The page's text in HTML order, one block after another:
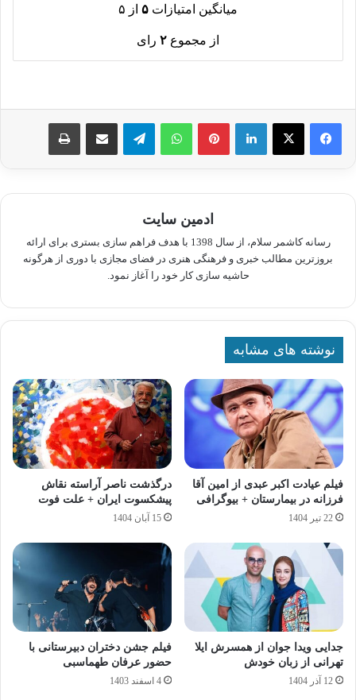
میانگین امتیازات ۵ از ۵
از مجموع ۲ رای
لینکدین پینترستواتس آپ تلگرام اشتراک گذاری از طریق ایمیل چاپ
ادمین سایت
رسانه کاشمر سلام، از سال 1398 با هدف فراهم سازی بستری برای ارائه
بروزترین مطالب خبری و فرهنگی هنری در فضای مجازی با دوری از هرگونه
حاشیه سازی کار خود را آغاز نمود.
نوشته های مشابه
فیلم عیادت اکبر عبدی از امین آقا
فرزانه در بیمارستان + بیوگرافی
22 تیر 1404
درگذشت ناصر آراسته نقاش
پیشکسوت ایران + علت فوت
15 آبان 1404
جدایی ویدا جوان از همسرش ایلا
تهرانی از زبان خودش
12 آذر 1404
فیلم جشن دختران دبیرستانی با
حضور عرفان طهماسبی
4 اسفند 1403